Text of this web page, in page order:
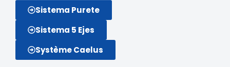
Sistema Purete
Sistema 5 Ejes
Système Caelus